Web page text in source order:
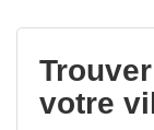
votre